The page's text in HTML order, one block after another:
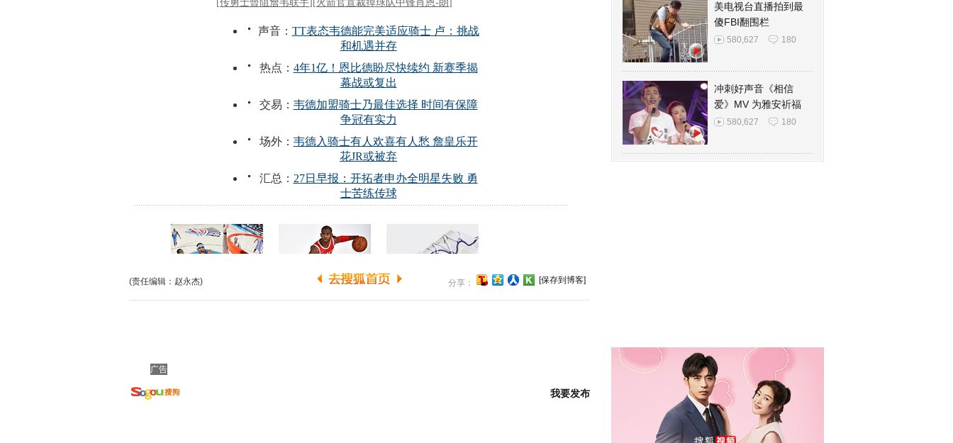
(责任编辑：赵永杰) 分享： [保存到博客]
广告
我要发布
美电视台直播拍到最
傻FBI翻围栏
580,627 180
冲刺好声音《相信
爱》MV 为雅安祈福
580,627 180